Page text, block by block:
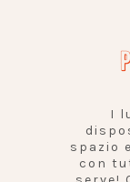
I
spazio
con